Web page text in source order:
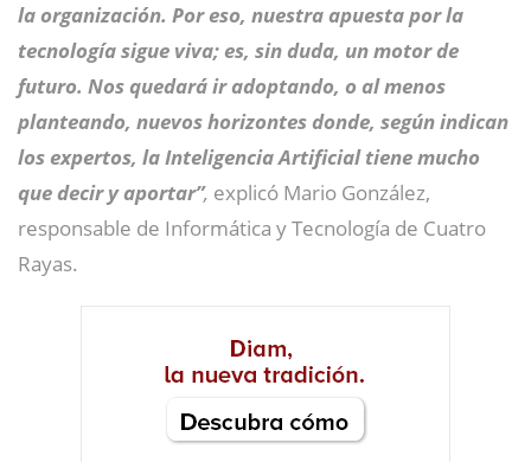
la organización. Por eso, nuestra apuesta por la
tecnología sigue viva; es, sin duda, un motor de
futuro. Nos quedará ir adoptando, o al menos
planteando, nuevos horizontes donde, según indican
los expertos, la Inteligencia Artificial tiene mucho
que decir y aportar”, explicó Mario González,
responsable de Informática y Tecnología de Cuatro
Rayas.